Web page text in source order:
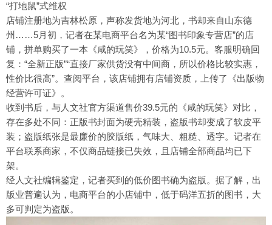
“打地鼠”式维权
店铺注册地为吉林松原，声称发货地为河北，书却来自山东德
州……5月初，记者在某电商平台名为某“图书印象专营店”的店
铺，拼单购买了一本《咸的玩笑》，价格为10.5元。客服明确回
复：“全新正版”“直接厂家供货没有中间商，所以价格比较实惠，
性价比很高”。查阅平台，该店铺拥有店铺资质，上传了《出版物
经营许可证》。
收到书后，与人文社官方渠道售价39.5元的《咸的玩笑》对比，
存在多处不同：正版书封面为硬壳精装，盗版书却变成了软皮平
装；盗版纸张是最廉价的胶版纸，气味大、粗糙、透字。记者在
平台联系商家，不仅商品链接已失效，且店铺全部商品均已下
架。
经人文社编辑鉴定，记者买到的低价图书确为盗版。据了解，出
版业普遍认为，电商平台的小店铺中，低于码洋五折的图书，大
多可判定为盗版。